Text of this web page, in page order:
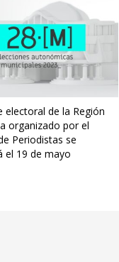
electoral de la Región
organizado por el
Periodistas se
el 19 de mayo